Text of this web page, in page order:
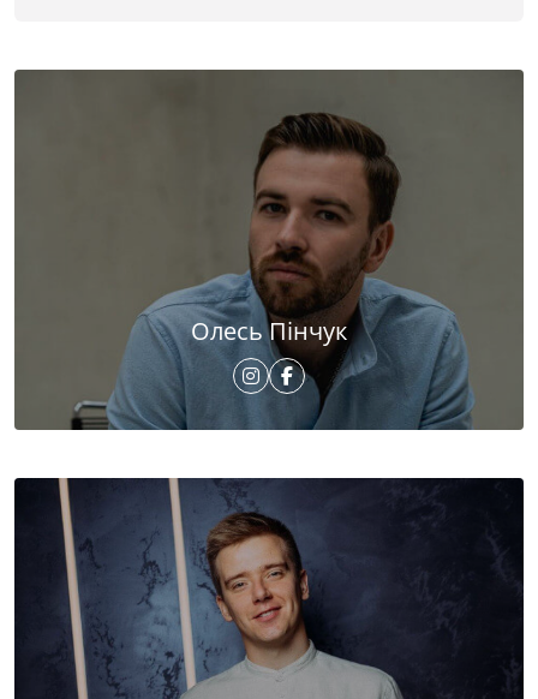
Олесь Пінчук